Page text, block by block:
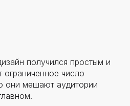
получился простым и
число
они мешают аудитории